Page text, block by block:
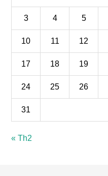
3 4 5
10 11 12
17 18 19
24 25 26
31
« Th2